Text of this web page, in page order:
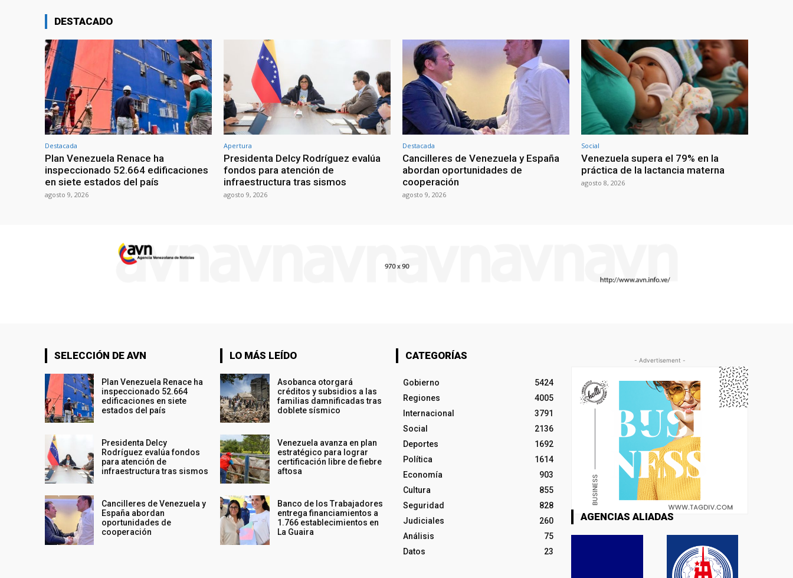
DESTACADO
Destacada
Plan Venezuela Renace ha
inspeccionado 52.664 edificaciones
en siete estados del país
agosto 9, 2026
Apertura
Presidenta Delcy Rodríguez evalúa
fondos para atención de
infraestructura tras sismos
agosto 9, 2026
Destacada
Cancilleres de Venezuela y España
abordan oportunidades de
cooperación
agosto 9, 2026
Social
Venezuela supera el 79% en la
práctica de la lactancia materna
agosto 8, 2026
SELECCIÓN DE AVN
Plan Venezuela Renace ha
inspeccionado 52.664
edificaciones en siete
estados del país
Presidenta Delcy
Rodríguez evalúa fondos
para atención de
infraestructura tras sismos
Cancilleres de Venezuela y
España abordan
oportunidades de
cooperación
LO MÁS LEÍDO
Asobanca otorgará
créditos y subsidios a las
familias damnificadas tras
doblete sísmico
Venezuela avanza en plan
estratégico para lograr
certificación libre de fiebre
aftosa
Banco de los Trabajadores
entrega financiamientos a
1.766 establecimientos en
La Guaira
CATEGORÍAS
Gobierno
5424
Regiones
4005
Internacional
3791
Social
2136
Deportes
1692
Política
1614
Economía
903
Cultura
855
Seguridad
828
Judiciales
260
Análisis
75
Datos
23
- Advertisement -
AGENCIAS ALIADAS